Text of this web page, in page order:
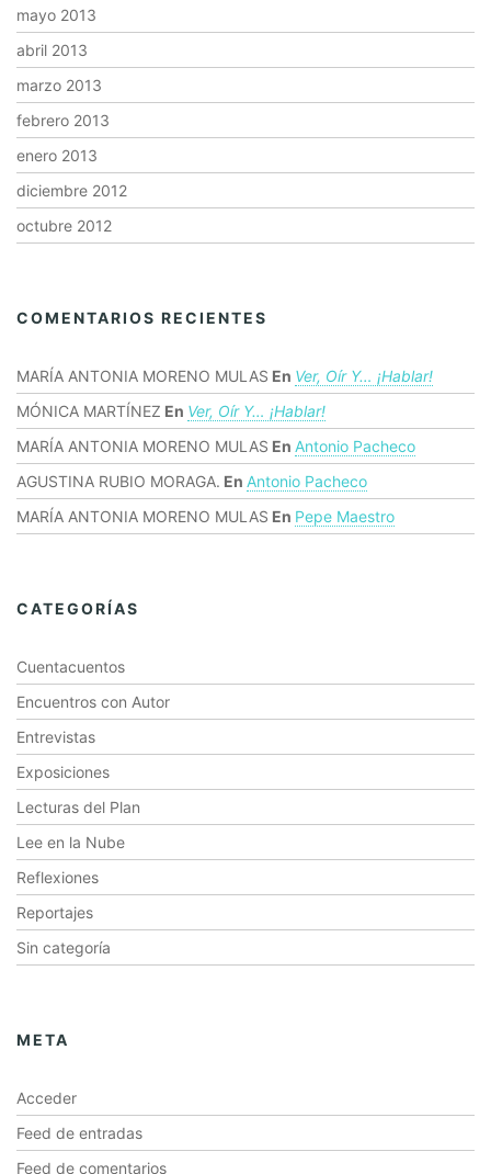
mayo 2013
abril 2013
marzo 2013
febrero 2013
enero 2013
diciembre 2012
octubre 2012
COMENTARIOS RECIENTES
MARÍA ANTONIA MORENO MULAS En Ver, Oír Y… ¡hablar!
MÓNICA MARTÍNEZ En Ver, Oír Y… ¡hablar!
MARÍA ANTONIA MORENO MULAS En Antonio Pacheco
AGUSTINA RUBIO MORAGA. En Antonio Pacheco
MARÍA ANTONIA MORENO MULAS En Pepe Maestro
CATEGORÍAS
Cuentacuentos
Encuentros con Autor
Entrevistas
Exposiciones
Lecturas del Plan
Lee en la Nube
Reflexiones
Reportajes
Sin categoría
META
Acceder
Feed de entradas
Feed de comentarios